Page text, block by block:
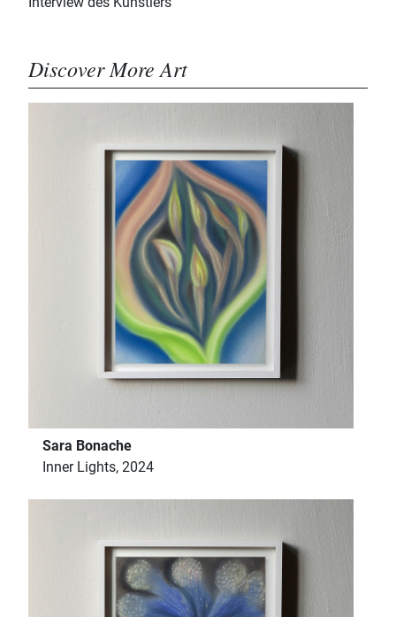
Discover More Art
Sara Bonache
Inner Lights, 2024